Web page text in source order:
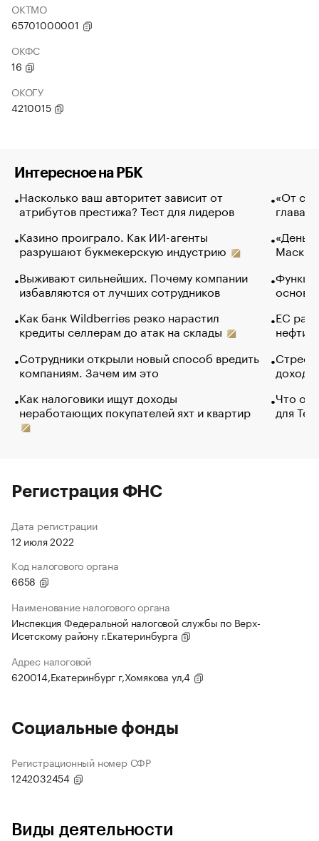
ОКТМО
65701000001
ОКФС
16
ОКОГУ
4210015
Интересное на РБК
Насколько ваш авторитет зависит от
атрибутов престижа? Тест для лидеров
Казино проиграло. Как ИИ-агенты
разрушают букмекерскую индустрию
Выживают сильнейших. Почему компании
избавляются от лучших сотрудников
Как банк Wildberries резко нарастил
кредиты селлерам до атак на склады
Сотрудники открыли новый способ вредить
компаниям. Зачем им это
Как налоговики ищут доходы
неработающих покупателей яхт и квартир
«От
глава
Маск в
основ
ЕС
нефти
Что
для
Регистрация ФНС
Дата регистрации
12 июля 2022
Код налогового органа
6658
Наименование налогового органа
Инспекция Федеральной налоговой службы по Верх-
Исетскому району г.Екатеринбурга
Адрес налоговой
620014,Екатеринбург г,Хомякова ул,4
Социальные фонды
Регистрационный номер СФР
1242032454
Виды деятельности